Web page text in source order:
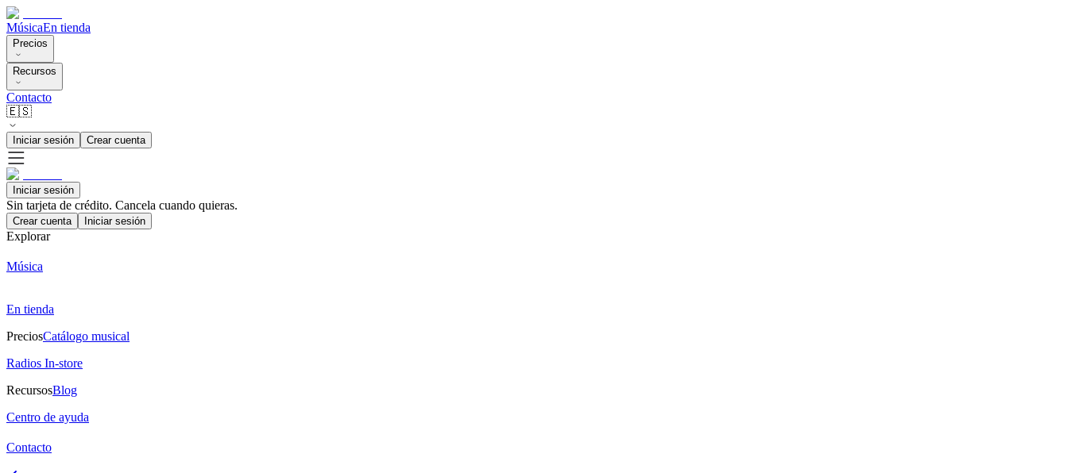
MúsicaEn tienda
Precios
Recursos
Contacto
🇪🇸
Iniciar sesión Crear cuenta
Iniciar sesión
Sin tarjeta de crédito. Cancela cuando quieras.
Crear cuenta Iniciar sesión
Explorar
Música
En tienda
PreciosCatálogo musical
Radios In-store
RecursosBlog
Centro de ayuda
Contacto